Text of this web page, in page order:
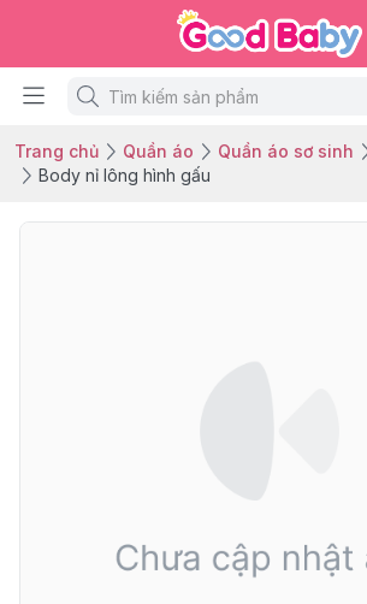
Trang chủ Quần áo Quần áo sơ sinh
Body nỉ lông hình gấu